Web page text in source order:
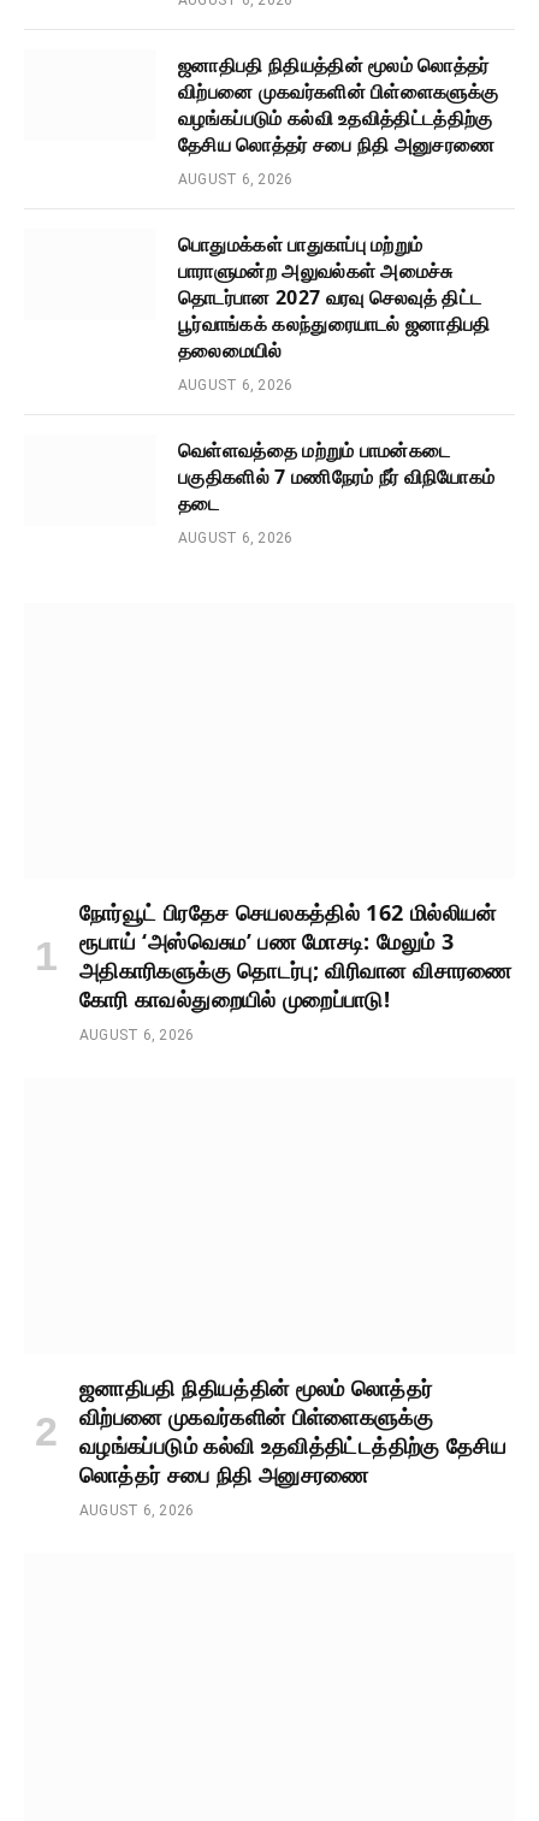
ஜனாதிபதி நிதியத்தின் மூலம் லொத்தர்
விற்பனை முகவர்களின் பிள்ளைகளுக்கு
வழங்கப்படும் கல்வி உதவித்திட்டத்திற்கு
தேசிய லொத்தர் சபை நிதி அனுசரணை
AUGUST 6, 2026
பொதுமக்கள் பாதுகாப்பு மற்றும்
பாராளுமன்ற அலுவல்கள் அமைச்சு
தொடர்பான 2027 வரவு செலவுத் திட்ட
பூர்வாங்கக் கலந்துரையாடல் ஜனாதிபதி
தலைமையில்
AUGUST 6, 2026
வெள்ளவத்தை மற்றும் பாமன்கடை
பகுதிகளில் 7 மணிநேரம் நீர் விநியோகம்
தடை
AUGUST 6, 2026
நோர்வூட் பிரதேச செயலகத்தில் 162 மில்லியன்
ரூபாய் ‘அஸ்வெசும’ பண மோசடி: மேலும் 3
அதிகாரிகளுக்கு தொடர்பு; விரிவான விசாரணை
கோரி காவல்துறையில் முறைப்பாடு!
AUGUST 6, 2026
ஜனாதிபதி நிதியத்தின் மூலம் லொத்தர்
விற்பனை முகவர்களின் பிள்ளைகளுக்கு
வழங்கப்படும் கல்வி உதவித்திட்டத்திற்கு தேசிய
லொத்தர் சபை நிதி அனுசரணை
AUGUST 6, 2026